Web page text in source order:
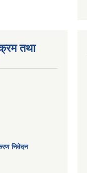
तथा
निवेदन